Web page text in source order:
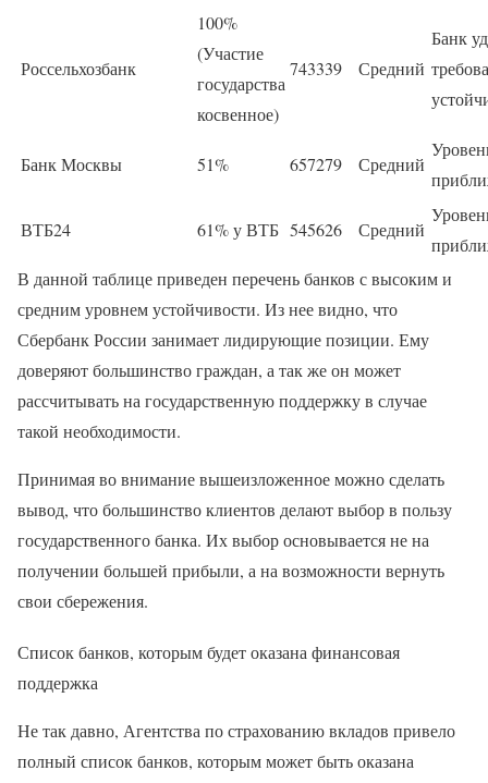
Россельхозбанк
100%
(Участие
государства
косвенное)
743339 Средний
Банк
Банк Москвы 51% 657279 Средний
ВТБ24 61% у ВТБ 545626 Средний
В данной таблице приведен перечень банков с высоким и
средним уровнем устойчивости. Из нее видно, что
Сбербанк России занимает лидирующие позиции. Ему
доверяют большинство граждан, а так же он может
рассчитывать на государственную поддержку в случае
такой необходимости.
Принимая во внимание вышеизложенное можно сделать
вывод, что большинство клиентов делают выбор в пользу
государственного банка. Их выбор основывается не на
получении большей прибыли, а на возможности вернуть
свои сбережения.
Список банков, которым будет оказана финансовая
поддержка
Не так давно, Агентства по страхованию вкладов привело
полный список банков, которым может быть оказана